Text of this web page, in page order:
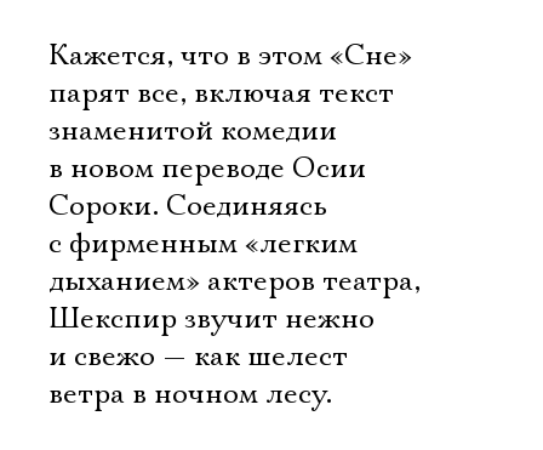
Кажется, что в этом «Сне»
парят все, включая текст
знаменитой комедии
в новом переводе Осии
Сороки. Соединяясь
с фирменным «легким
дыханием» актеров театра,
Шекспир звучит нежно
и свежо — как шелест
ветра в ночном лесу.